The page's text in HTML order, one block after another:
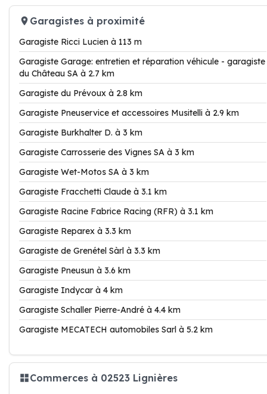
Garagistes à proximité
Garagiste Ricci Lucien à 113 m
Garagiste Garage: entretien et réparation véhicule - garagiste
du Château SA à 2.7 km
Garagiste du Prévoux à 2.8 km
Garagiste Pneuservice et accessoires Musitelli à 2.9 km
Garagiste Burkhalter D. à 3 km
Garagiste Carrosserie des Vignes SA à 3 km
Garagiste Wet-Motos SA à 3 km
Garagiste Fracchetti Claude à 3.1 km
Garagiste Racine Fabrice Racing (RFR) à 3.1 km
Garagiste Reparex à 3.3 km
Garagiste de Grenétel Sàrl à 3.3 km
Garagiste Pneusun à 3.6 km
Garagiste Indycar à 4 km
Garagiste Schaller Pierre-André à 4.4 km
Garagiste MECATECH automobiles Sarl à 5.2 km
Commerces à 02523 Lignières